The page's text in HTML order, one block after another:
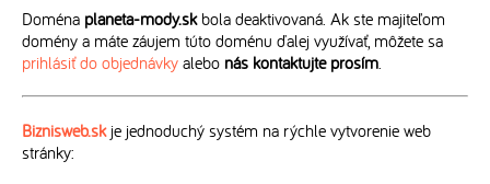
Doména planeta-mody.skbola deaktivovaná. Ak ste majiteľom
domény a máte záujem túto doménu ďalej využívať, môžete sa
prihlásiť do objednávky alebo nás kontaktujte prosím.
Biznisweb.skje jednoduchý systém na rýchle vytvorenie web
stránky: